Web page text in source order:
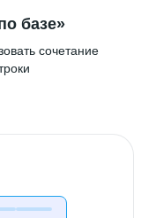
базе»
сочетание